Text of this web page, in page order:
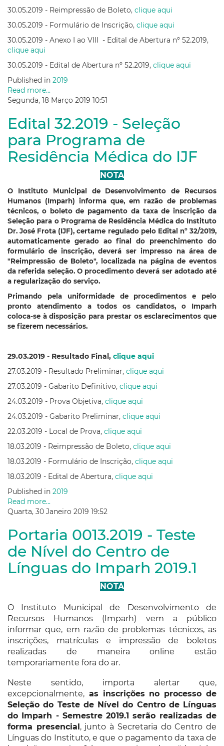
30.05.2019 - Reimpressão de Boleto, clique aqui
30.05.2019 - Formulário de Inscrição, clique aqui
30.05.2019 - Anexo I ao VIII - Edital de Abertura nº 52.2019,
clique aqui
30.05.2019 - Edital de Abertura nº 52.2019, clique aqui
Published in 2019
Read more...
Segunda, 18 Março 2019 10:51
Edital 32.2019 - Seleção
para Programa de
Residência Médica do IJF
NOTA
O Instituto Municipal de Desenvolvimento de Recursos
Humanos (Imparh) informa que, em razão de problemas
técnicos, o boleto de pagamento da taxa de inscrição da
Seleção para o Programa de Residência Médica do Instituto
Dr. José Frota (IJF), certame regulado pelo Edital nº 32/2019,
automaticamente gerado ao final do preenchimento do
formulário de inscrição, deverá ser impresso na área de
"Reimpressão de Boleto", localizada na página de eventos
da referida seleção. O procedimento deverá ser adotado até
a regularização do serviço.
Primando pela uniformidade de procedimentos e pelo
pronto atendimento a todos os candidatos, o Imparh
coloca-se à disposição para prestar os esclarecimentos que
se fizerem necessários.
29.03.2019 - Resultado Final, clique aqui
27.03.2019 - Resultado Preliminar, clique aqui
27.03.2019 - Gabarito Definitivo, clique aqui
24.03.2019 - Prova Objetiva, clique aqui
24.03.2019 - Gabarito Preliminar, clique aqui
22.03.2019 - Local de Prova, clique aqui
18.03.2019 - Reimpressão de Boleto, clique aqui
18.03.2019 - Formulário de Inscrição, clique aqui
18.03.2019 - Edital de Abertura, clique aqui
Published in 2019
Read more...
Quarta, 30 Janeiro 2019 19:52
Portaria 0013.2019 - Teste
de Nível do Centro de
Línguas do Imparh 2019.1
NOTA
O Instituto Municipal de Desenvolvimento de
Recursos Humanos (Imparh) vem a público
informar que, em razão de problemas técnicos, as
inscrições, matrículas e impressão de boletos
realizadas de maneira online estão
temporariamente fora do ar.
Neste sentido, importa alertar que,
excepcionalmente, as inscrições no processo de
Seleção do Teste de Nível do Centro de Línguas
do Imparh - Semestre 2019.1 serão realizadas de
forma presencial, junto à Secretaria do Centro de
Línguas do Instituto, e que o pagamento da taxa de